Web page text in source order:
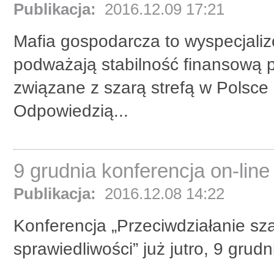
Publikacja: 2016.12.09 17:21
Mafia gospodarcza to
podważają stabilność finansową
związane z szarą strefą w
Odpowiedzią...
9 grudnia konferencja on-
Publikacja: 2016.12.08 14:22
Konferencja „Przeciwdziałanie
sprawiedliwości” już jutro, 9